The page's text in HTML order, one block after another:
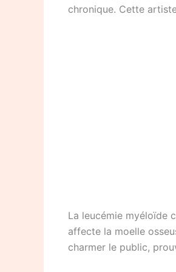
chronique. Cette
La leucémie myéloïde
affecte la moelle
charmer le public,